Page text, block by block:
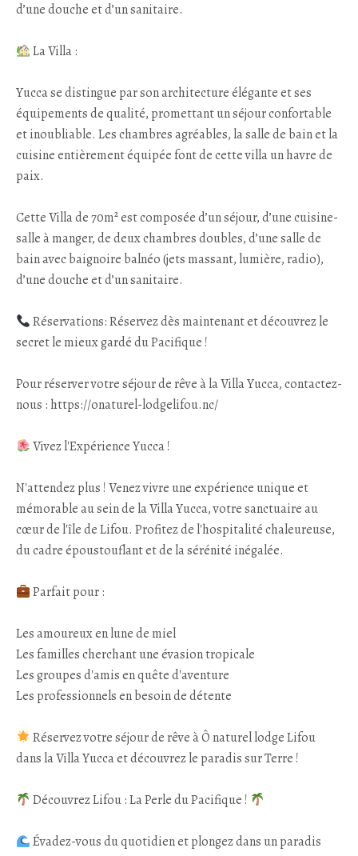
d’une douche et d’un sanitaire.
La Villa :
Yucca se distingue par son architecture élégante et ses
équipements de qualité, promettant un séjour confortable
et inoubliable. Les chambres agréables, la salle de bain et la
cuisine entièrement équipée font de cette villa un havre de
paix.
Cette Villa de 70m² est composée d’un séjour, d’une cuisine-
salle à manger, de deux chambres doubles, d’une salle de
bain avec baignoire balnéo (jets massant, lumière, radio),
d’une douche et d’un sanitaire.
Réservations: Réservez dès maintenant et découvrez le
secret le mieux gardé du Pacifique !
Pour réserver votre séjour de rêve à la Villa Yucca, contactez-
nous : https://onaturel-lodgelifou.nc/
Vivez l'Expérience Yucca !
N'attendez plus ! Venez vivre une expérience unique et
mémorable au sein de la Villa Yucca, votre sanctuaire au
cœur de l'île de Lifou. Profitez de l'hospitalité chaleureuse,
du cadre époustouflant et de la sérénité inégalée.
Parfait pour :
Les amoureux en lune de miel
Les familles cherchant une évasion tropicale
Les groupes d'amis en quête d'aventure
Les professionnels en besoin de détente
Réservez votre séjour de rêve à Ô naturel lodge Lifou
dans la Villa Yucca et découvrez le paradis sur Terre !
Découvrez Lifou : La Perle du Pacifique !
Évadez-vous du quotidien et plongez dans un paradis